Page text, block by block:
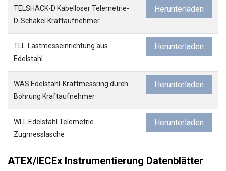
TELSHACK-D Kabelloser Telemetrie-
D-Schäkel Kraftaufnehmer
Herunterladen
TLL-Lastmesseinrichtung aus
Edelstahl
Herunterladen
WAS Edelstahl-Kraftmessring durch
Bohrung Kraftaufnehmer
Herunterladen
WLL Edelstahl Telemetrie
Zugmesslasche
Herunterladen
ATEX/IECEx Instrumentierung Datenblätter